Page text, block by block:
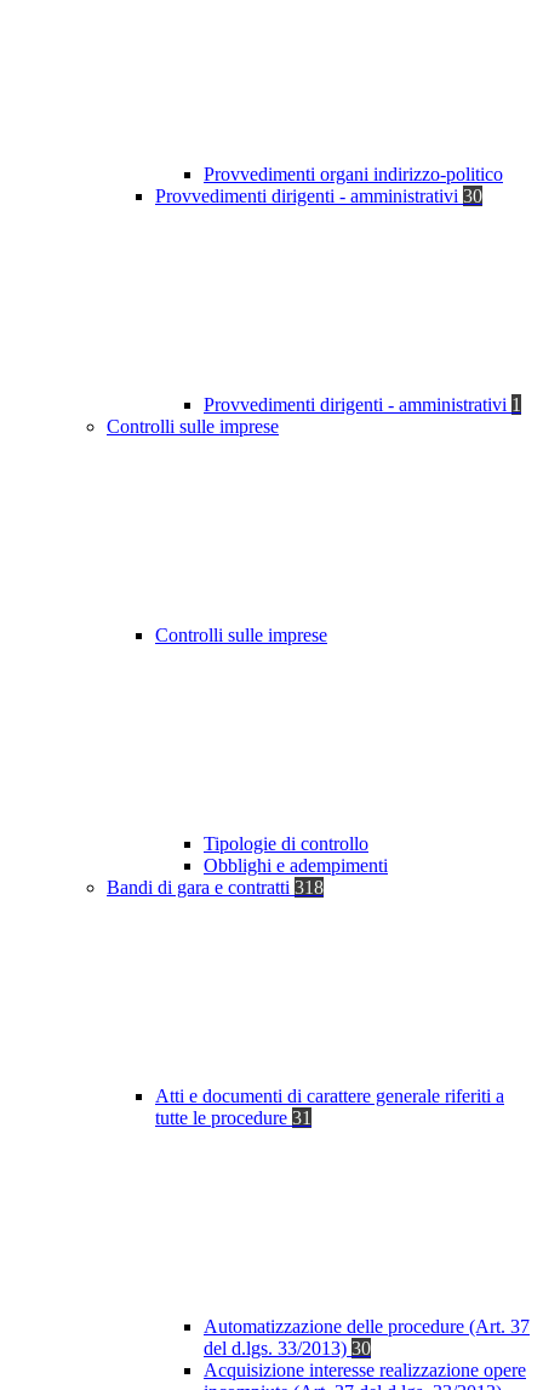
Provvedimenti organi indirizzo-politico
Provvedimenti dirigenti - amministrativi 30
Provvedimenti dirigenti - amministrativi 1
Controlli sulle imprese
Controlli sulle imprese
Tipologie di controllo
Obblighi e adempimenti
Bandi di gara e contratti 318
Atti e documenti di carattere generale riferiti a
tutte le procedure 31
Automatizzazione delle procedure (Art. 37
del d.lgs. 33/2013) 30
Acquisizione interesse realizzazione opere